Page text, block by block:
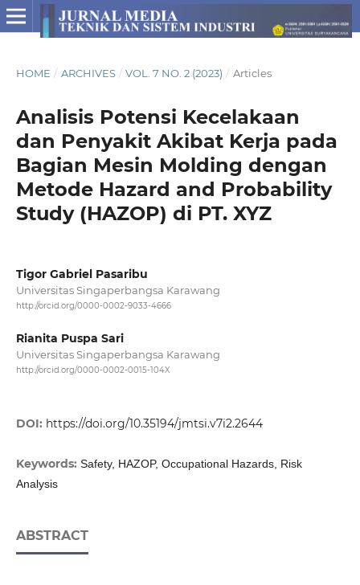
HOME / ARCHIVES / VOL. 7 NO. 2 (2023) / Articles
Analisis Potensi Kecelakaan
dan Penyakit Akibat Kerja pada
Bagian Mesin Molding dengan
Metode Hazard and Probability
Study (HAZOP) di PT. XYZ
Tigor Gabriel Pasaribu
Universitas Singaperbangsa Karawang
http://orcid.org/0000-0002-9033-4666
Rianita Puspa Sari
Universitas Singaperbangsa Karawang
http://orcid.org/0000-0002-0015-104X
DOI: https://doi.org/10.35194/jmtsi.v7i2.2644
Keywords: Safety, HAZOP, Occupational Hazards, Risk
Analysis
ABSTRACT